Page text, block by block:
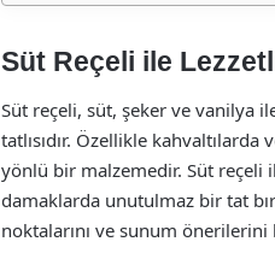
Süt Reçeli ile
Süt reçeli, süt, şeker ve vanilya
tatlısıdır. Özellikle
yönlü bir malzemedir. Süt reçeli
damaklarda unutulmaz bir tat
noktalarını ve sunum önerilerini